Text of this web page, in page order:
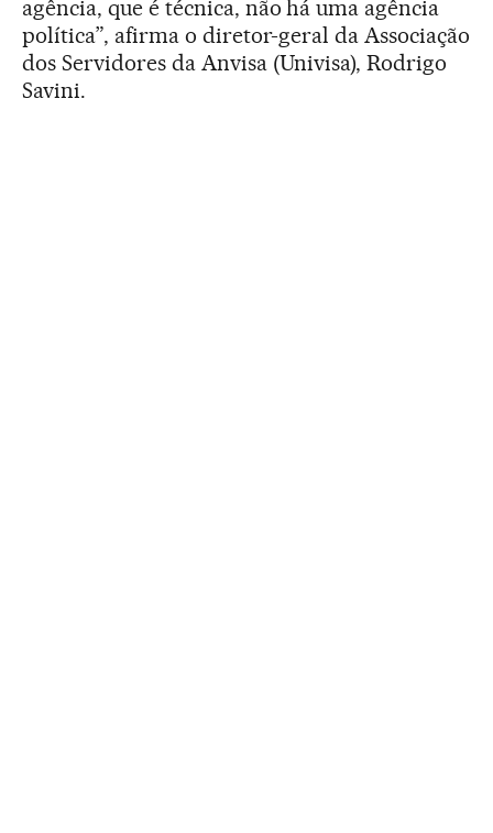
agência, que é técnica, não há uma agência
política”, afirma o diretor-geral da Associação
dos Servidores da Anvisa (Univisa), Rodrigo
Savini.